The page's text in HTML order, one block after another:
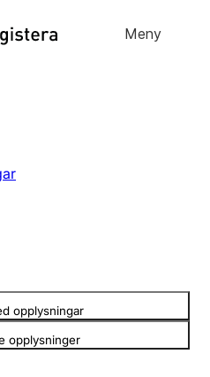
til
Meny
opplysningar
opplysninger